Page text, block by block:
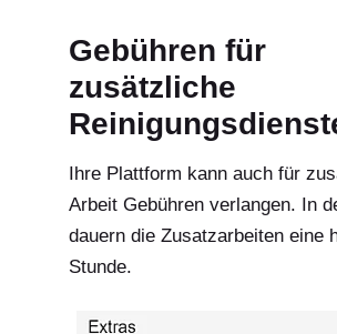
Gebühren für
zusätzliche
Ihre Plattform kann auch für
Arbeit Gebühren verlangen. In
dauern die Zusatzarbeiten eine
Stunde.